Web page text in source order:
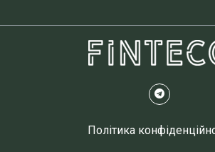
Політика